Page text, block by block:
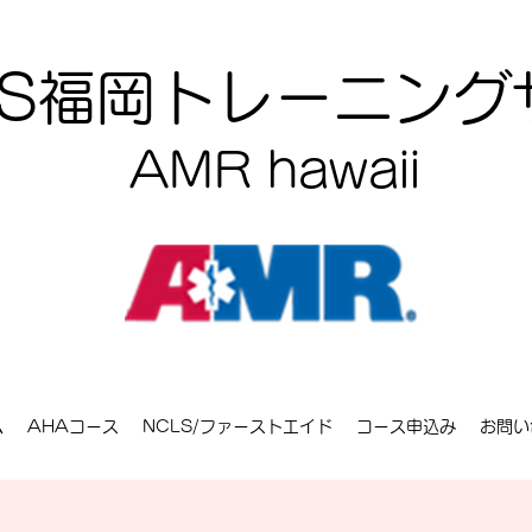
福岡トレーニング
AMR hawaii
AHAコース NCLS/ファーストエイド コース申込み お問